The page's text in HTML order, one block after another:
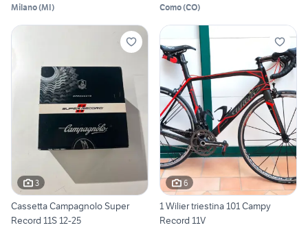
Milano(MI) Como(CO)
3
Cassetta Campagnolo Super
Record 11S 12-25
6
1 Wilier triestina 101 Campy
Record 11V